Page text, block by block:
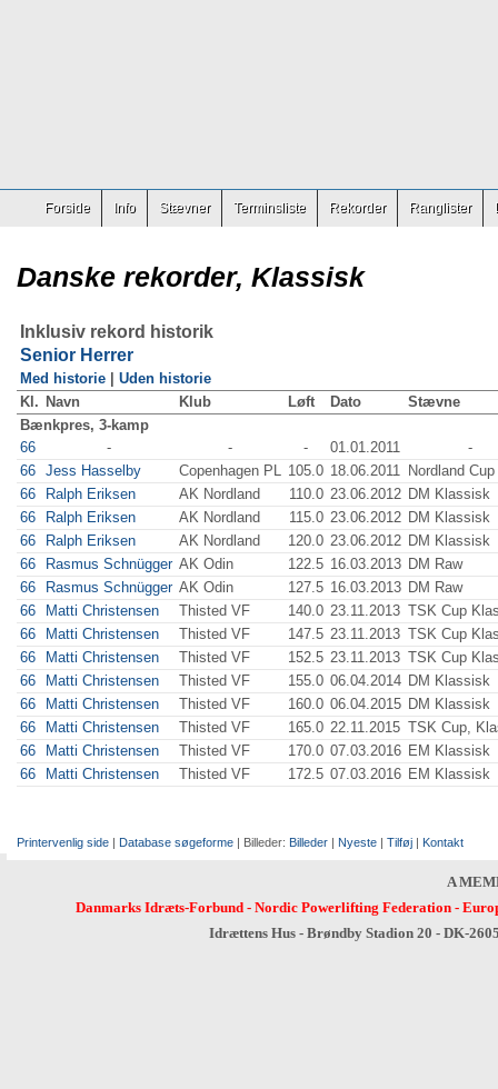
Forside Info Stævner Terminsliste Rekorder Ranglister
Danske rekorder, Klassisk
Inklusiv rekord historik
Senior Herrer
Med historie
Uden historie
Kl. Navn Klub Løft Dato
Stævne
Bænkpres, 3-kamp
66
- - - 01.01.2011
-
66 Jess Hasselby Copenhagen PL 105.0 18.06.2011 Nordland Cup
66
Ralph Eriksen AK Nordland 110.0 23.06.2012 DM Klassisk
66
Ralph Eriksen AK Nordland 115.0 23.06.2012 DM Klassisk
66
Ralph Eriksen AK Nordland 120.0 23.06.2012 DM Klassisk
66
Rasmus Schnügger AK Odin 122.5 16.03.2013 DM Raw
66
Rasmus Schnügger AK Odin 127.5 16.03.2013 DM Raw
66
Matti Christensen Thisted VF 140.0 23.11.2013 TSK Cup
66
Matti Christensen Thisted VF 147.5 23.11.2013 TSK Cup
66
Matti Christensen Thisted VF 152.5 23.11.2013 TSK Cup
66
Matti Christensen Thisted VF 155.0 06.04.2014 DM Klassisk
66
Matti Christensen Thisted VF 160.0 06.04.2015 DM Klassisk
66
Matti Christensen Thisted VF 165.0 22.11.2015 TSK Cup,
66
Matti Christensen Thisted VF 170.0 07.03.2016 EM Klassisk
66
Matti Christensen Thisted VF 172.5 07.03.2016 EM Klassisk
Printervenlig side | Database søgeforme | Billeder: Billeder | Nyeste | Tilføj | Kontakt
A
Danmarks Idræts-Forbund- Nordic Powerlifting Federation-
Idrættens Hus - Brøndby Stadion 20 - DK-